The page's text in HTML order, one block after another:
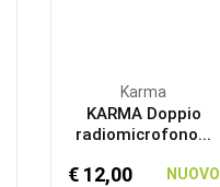
Karma
KARMA Doppio
radiomicrofono...
€ 12,00 NUOVO